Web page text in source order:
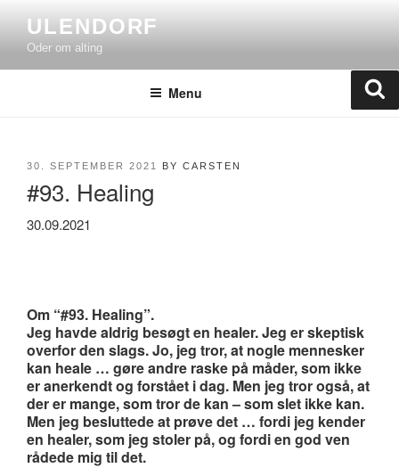
content
ULENDORF
Oder om alting
Menu
POSTED
30. SEPTEMBER 2021 BY CARSTEN
#93. Healing
30.09.2021
Om “#93. Healing”.
Jeg havde aldrig besøgt en healer. Jeg er skeptisk
overfor den slags. Jo, jeg tror, at nogle mennesker
kan heale … gøre andre raske på måder, som ikke
er anerkendt og forstået i dag. Men jeg tror også, at
der er mange, som tror de kan – som slet ikke kan.
Men jeg besluttede at prøve det … fordi jeg kender
en healer, som jeg stoler på, og fordi en god ven
rådede mig til det.